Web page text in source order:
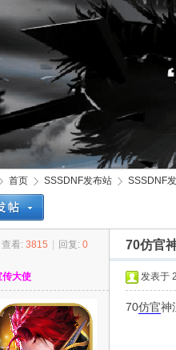
首页
›
SSSDNF发布站 SSSDNF
查看: 3815 回复: 0 70仿官
传大使 发表于
70仿官神